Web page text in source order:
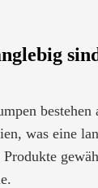
bestehen
was eine